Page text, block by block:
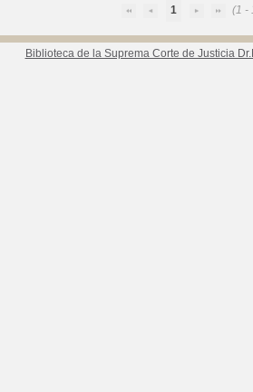
1 (1 -
Biblioteca de la Suprema Corte de Justicia